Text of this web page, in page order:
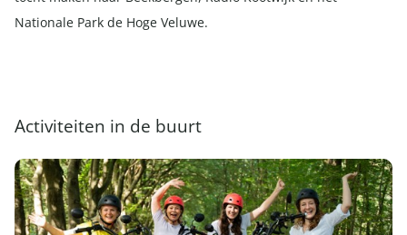
Nationale Park de Hoge Veluwe.
Activiteiten in de buurt